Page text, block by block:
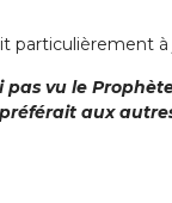
à
pas vu le
aux